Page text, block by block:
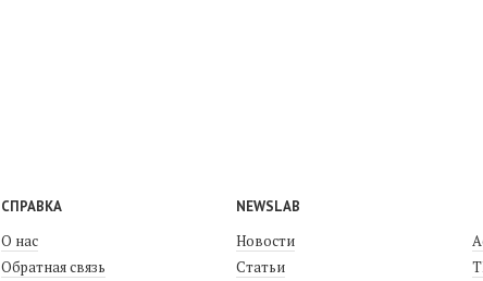
СПРАВКА
О нас
Обратная связь
NEWSLAB
Новости
Статьи